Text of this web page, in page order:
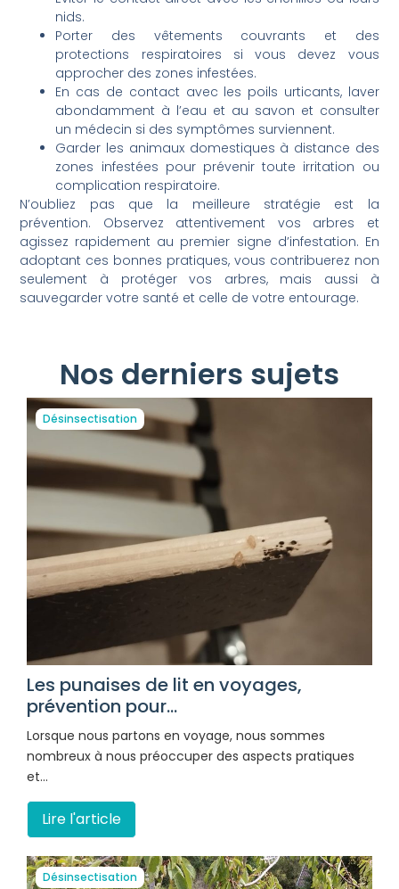
nids.
Porter des vêtements couvrants et des
protections respiratoires si vous devez vous
approcher des zones infestées.
En cas de contact avec les poils urticants, laver
abondamment à l’eau et au savon et consulter
un médecin si des symptômes surviennent.
Garder les animaux domestiques à distance des
zones infestées pour prévenir toute irritation ou
complication respiratoire.
N’oubliez pas que la meilleure stratégie est la
prévention. Observez attentivement vos arbres et
agissez rapidement au premier signe d’infestation. En
adoptant ces bonnes pratiques, vous contribuerez non
seulement à protéger vos arbres, mais aussi à
sauvegarder votre santé et celle de votre entourage.
Nos derniers sujets
Désinsectisation
Les punaises de lit en voyages,
prévention pour...
Lorsque nous partons en voyage, nous sommes
nombreux à nous préoccuper des aspects pratiques
et…
Lire l'article
Désinsectisation